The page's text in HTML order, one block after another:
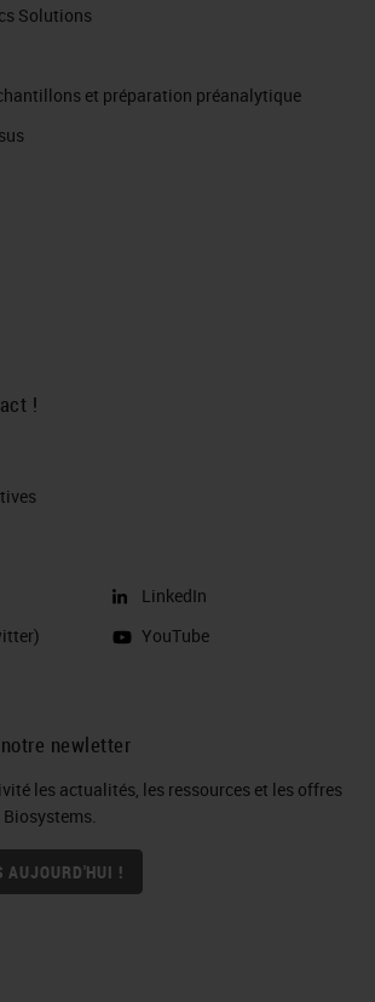
Solutions
et préparation préanalytique
!
LinkedIn
YouTube
newletter
les actualités, les ressources et les offres
AUJOURD'HUI !